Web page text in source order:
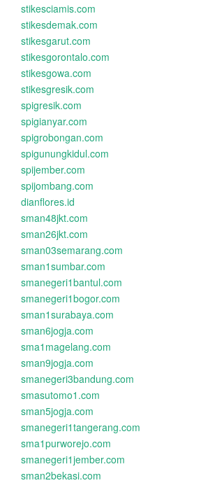
stikesciamis.com
stikesdemak.com
stikesgarut.com
stikesgorontalo.com
stikesgowa.com
stikesgresik.com
spigresik.com
spigianyar.com
spigrobongan.com
spigunungkidul.com
spijember.com
spijombang.com
dianflores.id
sman48jkt.com
sman26jkt.com
sman03semarang.com
sman1sumbar.com
smanegeri1bantul.com
smanegeri1bogor.com
sman1surabaya.com
sman6jogja.com
sma1magelang.com
sman9jogja.com
smanegeri3bandung.com
smasutomo1.com
sman5jogja.com
smanegeri1tangerang.com
sma1purworejo.com
smanegeri1jember.com
sman2bekasi.com